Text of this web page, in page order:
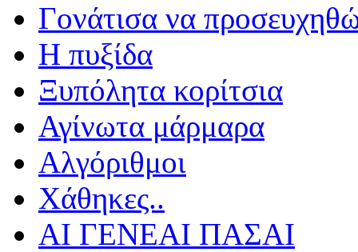
Γονάτισα να
Η πυξίδα
Ξυπόλητα κορίτσια
Αγίνωτα μάρμαρα
Αλγόριθμοι
Χάθηκες..
ΑΙ ΓΕΝΕΑΙ ΠΑΣΑΙ